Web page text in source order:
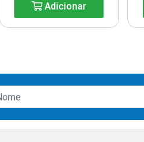
Adicionar